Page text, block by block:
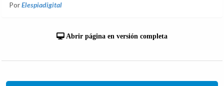
PorElespiadigital
Abrir página en versión completa